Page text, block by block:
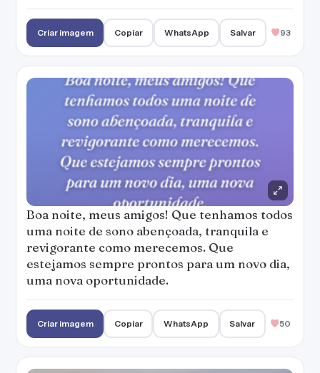
Criar imagem Copiar WhatsApp Salvar 93
Boa noite, meus amigos! Que tenhamos todos
uma noite de sono abençoada, tranquila e
revigorante como merecemos. Que
estejamos sempre prontos para um novo dia,
uma nova oportunidade.
Criar imagem Copiar WhatsApp Salvar 50